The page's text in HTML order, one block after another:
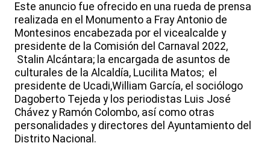
Este anuncio fue ofrecido en una rueda de prensa
realizada en el Monumento a Fray Antonio de
Montesinos encabezada por el vicealcalde y
presidente de la Comisión del Carnaval 2022,
Stalin Alcántara; la encargada de asuntos de
culturales de la Alcaldía, Lucilita Matos; el
presidente de Ucadi,William García, el sociólogo
Dagoberto Tejeda y los periodistas Luis José
Chávez y Ramón Colombo, así como otras
personalidades y directores del Ayuntamiento del
Distrito Nacional.